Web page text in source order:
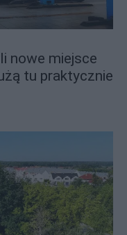
nowe miejsce
tu praktycznie